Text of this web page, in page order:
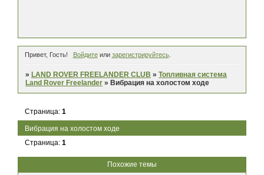
Привет, Гость! Войдитеили зарегистрируйтесь.
» LAND ROVER FREELANDER CLUB »Топливная система
Land Rover Freelander » Вибрация на холостом ходе
Вибрация на холостом ходе
Страница:1
Страница:1
Похожие темы